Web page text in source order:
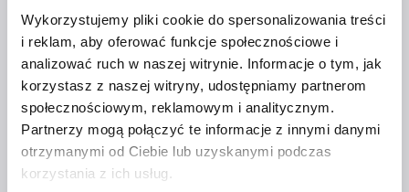
Wykorzystujemy pliki cookie do spersonalizowania treści
i reklam, aby oferować funkcje społecznościowe i
analizować ruch w naszej witrynie. Informacje o tym, jak
korzystasz z naszej witryny, udostępniamy partnerom
społecznościowym, reklamowym i analitycznym.
Partnerzy mogą połączyć te informacje z innymi danymi
otrzymanymi od Ciebie lub uzyskanymi podczas
korzystania z ich usług.
każdej firmy. Jeszcze do niedawna tylko niektóre
miały własne strony internetowe i połączony z nią
profil firmowy na Facebooku. Dziś wiele firm,
zwłaszcza w branży gastronomicznej, rezygnuje
ze strony www i zakłada sam fanpage. Dlatego, jeżeli
jeszcze go nie masz – szybko nadrób zaległości.
Dowiedz się więcej